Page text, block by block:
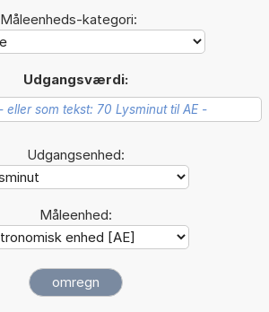
Måleenheds-kategori:
Udgangsværdi:
Udgangsenhed:
Måleenhed: